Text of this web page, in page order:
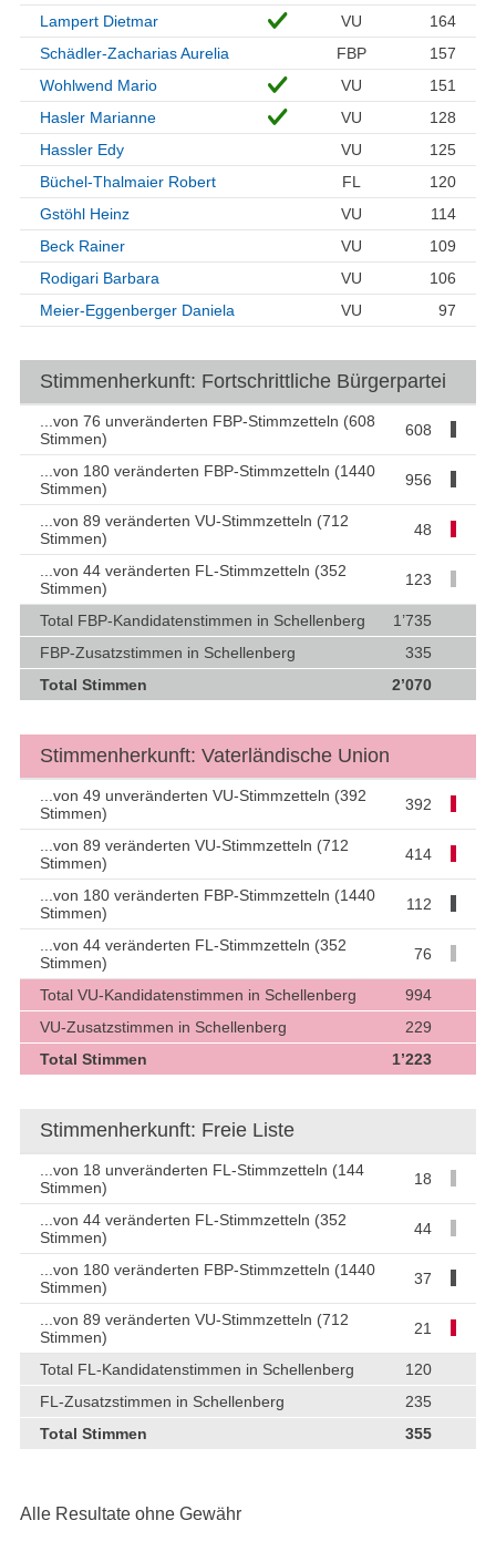
Lampert Dietmar
VU
164
Schädler-Zacharias Aurelia
FBP
157
Wohlwend Mario
VU
151
Hasler Marianne
VU
128
Hassler Edy
VU
125
Büchel-Thalmaier Robert
FL
120
Gstöhl Heinz
VU
114
Beck Rainer
VU
109
Rodigari Barbara
VU
106
Meier-Eggenberger Daniela
VU 97
Stimmenherkunft: Fortschrittliche Bürgerpartei
...von 76 unveränderten FBP-Stimmzetteln (608
Stimmen)
608
...von 180 veränderten FBP-Stimmzetteln (1440
Stimmen)
956
...von 89 veränderten VU-Stimmzetteln (712
Stimmen)
48
...von 44 veränderten FL-Stimmzetteln (352
Stimmen)
123
Total FBP-Kandidatenstimmen in Schellenberg
1’735
FBP-Zusatzstimmen in Schellenberg
335
Total Stimmen
2’070
Stimmenherkunft: Vaterländische Union
...von 49 unveränderten VU-Stimmzetteln (392
Stimmen)
392
...von 89 veränderten VU-Stimmzetteln (712
Stimmen)
414
...von 180 veränderten FBP-Stimmzetteln (1440
Stimmen)
112
...von 44 veränderten FL-Stimmzetteln (352
Stimmen)
76
Total VU-Kandidatenstimmen in Schellenberg
994
VU-Zusatzstimmen in Schellenberg
229
Total Stimmen
1’223
Stimmenherkunft: Freie Liste
...von 18 unveränderten FL-Stimmzetteln (144
Stimmen)
18
...von 44 veränderten FL-Stimmzetteln (352
Stimmen)
44
...von 180 veränderten FBP-Stimmzetteln (1440
Stimmen)
37
...von 89 veränderten VU-Stimmzetteln (712
Stimmen)
21
Total FL-Kandidatenstimmen in Schellenberg
120
FL-Zusatzstimmen in Schellenberg
235
Total Stimmen
355
Alle Resultate ohne Gewähr